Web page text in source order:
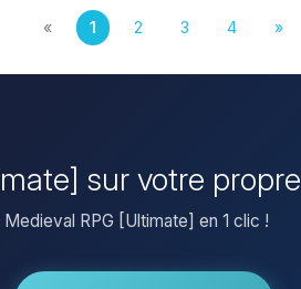
« 1 2 3 4 »
sur votre
RPG [Ultimate] en 1 clic !